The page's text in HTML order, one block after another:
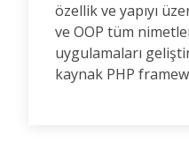
özellik ve yapıyı
ve OOP tüm
uygulamaları
kaynak PHP